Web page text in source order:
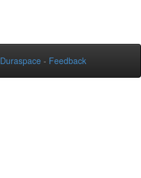
Duraspace - Feedback